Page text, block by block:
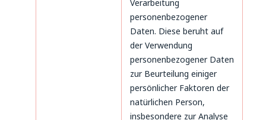
Verarbeitung
personenbezogener
Daten. Diese beruht auf
der Verwendung
personenbezogener Daten
zur Beurteilung einiger
persönlicher Faktoren der
natürlichen Person,
insbesondere zur Analyse